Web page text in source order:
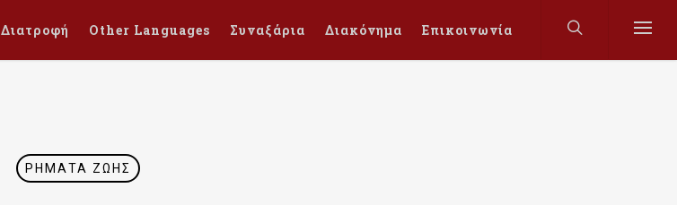
Διατροφή Other Languages Συναξάρια Διακόνημα Επικοινωνία
ΡΉΜΑΤΑ ΖΩΉΣ